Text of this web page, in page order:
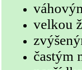
velkou
častým